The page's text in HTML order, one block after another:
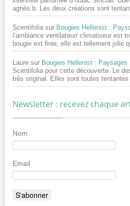
agnès.b. Les deux créations sont
Scentifolia sur Bougies Hellenist :
l’ambiance ventilateur/ climatiseur est
bougie est finie, elle est tellement jolie
Laure sur Bougies Hellenist : Paysages
Scentifolia pour cette découverte. Le
très original. Elles sont toutes
Newsletter : recevez chaque
Nom
Email